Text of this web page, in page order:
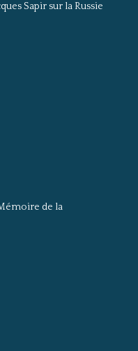
Sapir sur la Russie
de la